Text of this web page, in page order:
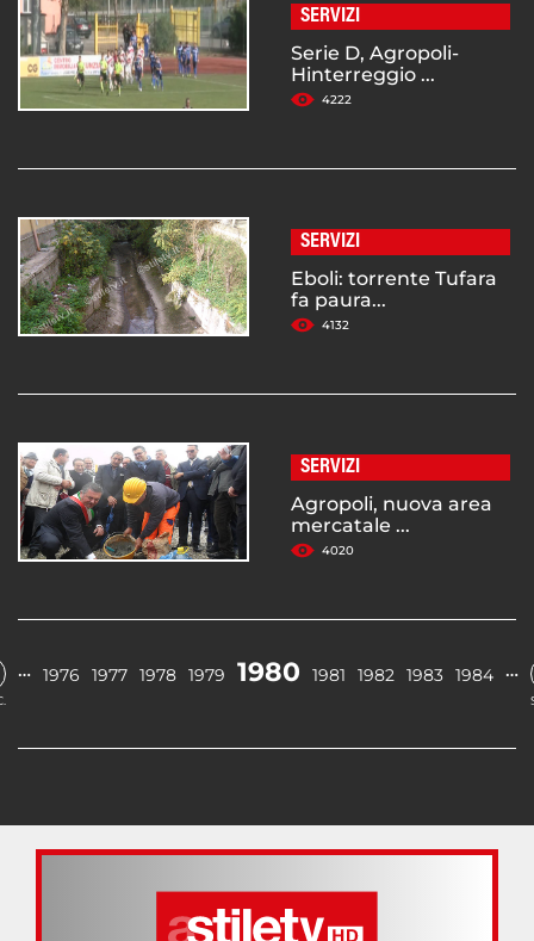
SERVIZI
Serie D, Agropoli-
Hinterreggio ...
4222
SERVIZI
Eboli: torrente Tufara
fa paura...
4132
SERVIZI
Agropoli, nuova area
mercatale ...
4020
… 1976 1977 1978 1979 1980 1981 1982 1983 1984 …